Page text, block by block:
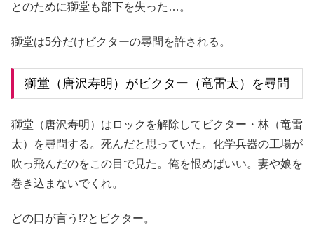
とのために獅堂も部下を失った…。
獅堂は5分だけビクターの尋問を許される。
獅堂（唐沢寿明）がビクター（竜雷太）を尋問
獅堂（唐沢寿明）はロックを解除してビクター・林（竜雷
太）を尋問する。死んだと思っていた。化学兵器の工場が
吹っ飛んだのをこの目で見た。俺を恨めばいい。妻や娘を
巻き込まないでくれ。
どの口が言う!?とビクター。